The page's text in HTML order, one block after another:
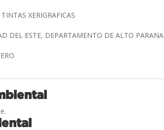
XERIGRAFICAS
DEL ESTE, DEPARTAMENTO DE ALTO PARANA